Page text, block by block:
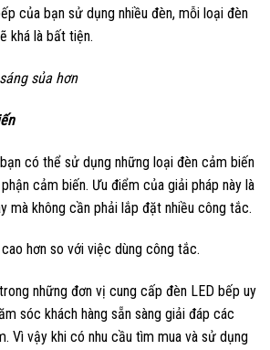
của bạn sử dụng nhiều đèn, mỗi loại đèn
khá là bất tiện.
sủa hơn
có thể sử dụng những loại đèn cảm biến
cảm biến. Ưu điểm của giải pháp này là
mà không cần phải lắp đặt nhiều công tắc.
hơn so với việc dùng công tắc.
những đơn vị cung cấp đèn LED bếp uy
sóc khách hàng sẵn sàng giải đáp các
Vì vậy khi có nhu cầu tìm mua và sử dụng